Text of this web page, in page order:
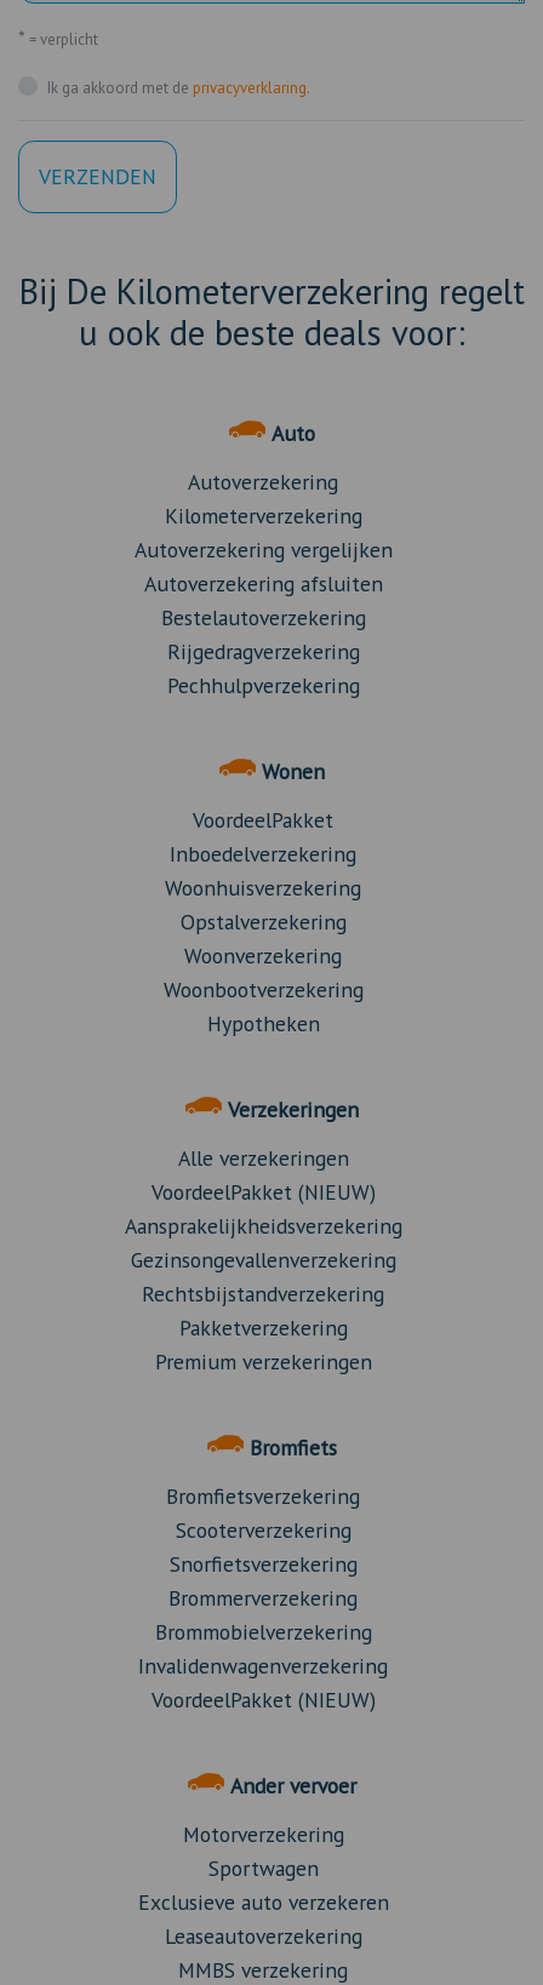
* = verplicht
Ik ga akkoord met de privacyverklaring.
VERZENDEN
Bij De Kilometerverzekering regelt
u ook de beste deals voor:
Auto
Autoverzekering
Kilometerverzekering
Autoverzekering vergelijken
Autoverzekering afsluiten
Bestelautoverzekering
Rijgedragverzekering
Pechhulpverzekering
Wonen
VoordeelPakket
Inboedelverzekering
Woonhuisverzekering
Opstalverzekering
Woonverzekering
Woonbootverzekering
Hypotheken
Verzekeringen
Alle verzekeringen
VoordeelPakket (NIEUW)
Aansprakelijkheidsverzekering
Gezinsongevallenverzekering
Rechtsbijstandverzekering
Pakketverzekering
Premium verzekeringen
Bromfiets
Bromfietsverzekering
Scooterverzekering
Snorfietsverzekering
Brommerverzekering
Brommobielverzekering
Invalidenwagenverzekering
VoordeelPakket (NIEUW)
Ander vervoer
Motorverzekering
Sportwagen
Exclusieve auto verzekeren
Leaseautoverzekering
MMBS verzekering